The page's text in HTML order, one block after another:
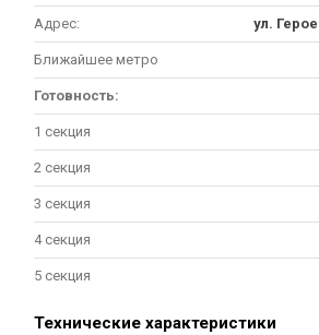
Адрес: ул.
Ближайшее метро
Готовность:
1 секция
2 секция
3 секция
4 секция
5 секция
Технические характеристики